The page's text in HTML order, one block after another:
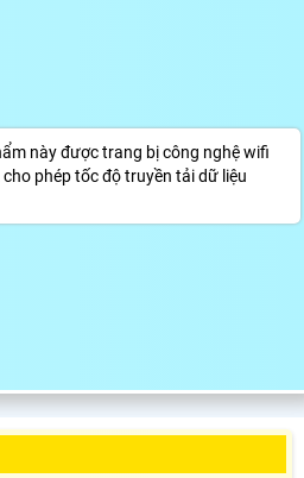
này được trang bị công nghệ wifi
phép tốc độ truyền tải dữ liệu